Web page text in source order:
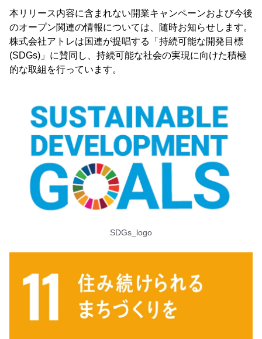
本リリース内容に含まれない開業キャンペーンおよび今後
のオープン関連の情報については、随時お知らせします。
株式会社アトレは国連が提唱する「持続可能な開発目標
(SDGs)」に賛同し、持続可能な社会の実現に向けた積極
的な取組を行っています。
SDGs_logo